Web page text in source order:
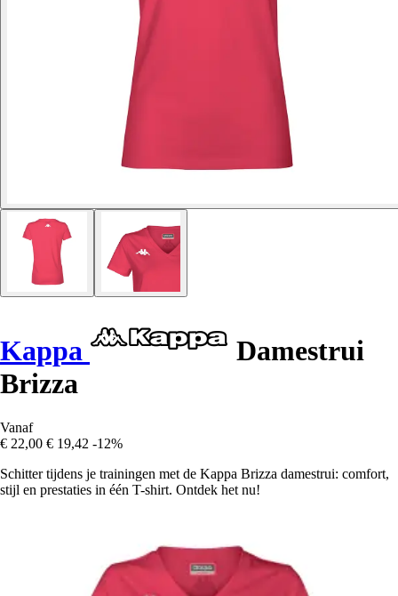
Kappa
Damestrui
Brizza
Vanaf
€ 22,00 € 19,42 -12%
Schitter tijdens je trainingen met de Kappa Brizza damestrui: comfort,
stijl en prestaties in één T-shirt. Ontdek het nu!